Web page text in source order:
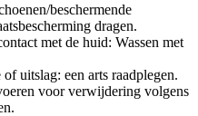
beschermende
dragen.
met de huid: Wassen met
uitslag: een arts raadplegen.
voor verwijdering volgens